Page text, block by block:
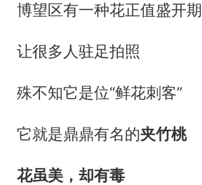
博望区有一种花正值盛开期
让很多人驻足拍照
殊不知它是位“鲜花刺客”
它就是鼎鼎有名的夹竹桃
花虽美，却有毒